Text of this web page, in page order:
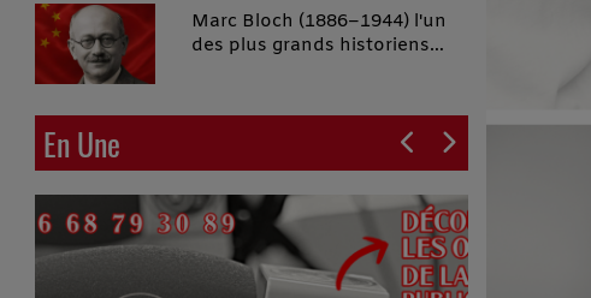
Marc Bloch (1886–1944) l'un
des plus grands historiens
En Une